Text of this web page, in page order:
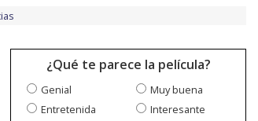
¿Qué te parece la película?
Genial
Muy buena
Entretenida
Interesante